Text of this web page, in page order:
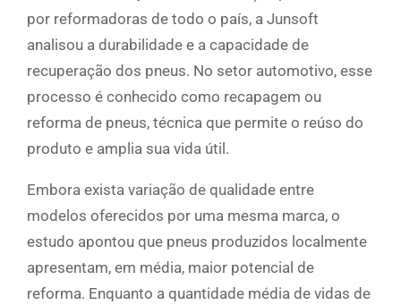
por reformadoras de todo o país, a Junsoft
analisou a durabilidade e a capacidade de
recuperação dos pneus. No setor automotivo, esse
processo é conhecido como recapagem ou
reforma de pneus, técnica que permite o reúso do
produto e amplia sua vida útil.
Embora exista variação de qualidade entre
modelos oferecidos por uma mesma marca, o
estudo apontou que pneus produzidos localmente
apresentam, em média, maior potencial de
reforma. Enquanto a quantidade média de vidas de